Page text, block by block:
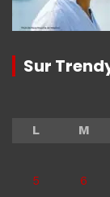
Sur
L
M
5
6